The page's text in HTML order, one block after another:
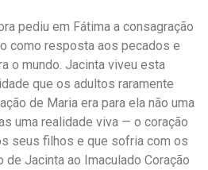
pediu em Fátima a consagração
como resposta aos pecados e
o mundo. Jacinta viveu esta
que os adultos raramente
de Maria era para ela não uma
uma realidade viva — o coração
seus filhos e que sofria com os
Jacinta ao Imaculado Coração